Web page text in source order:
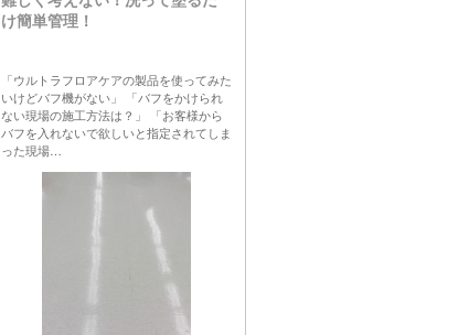
け簡単管理！
「ウルトラフロアケアの製品を使ってみた
いけどバフ機がない」 「バフをかけられ
ない現場の施工方法は？」 「お客様から
バフを入れないで欲しいと指定されてしま
った現場…